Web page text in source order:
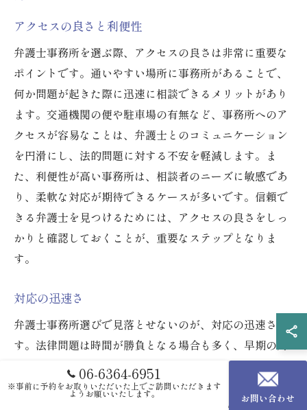
アクセスの良さと利便性
弁護士事務所を選ぶ際、アクセスの良さは非常に重要な
ポイントです。通いやすい場所に事務所があることで、
何か問題が起きた際に迅速に相談できるメリットがあり
ます。交通機関の便や駐車場の有無など、事務所へのア
クセスが容易なことは、弁護士とのコミュニケーション
を円滑にし、法的問題に対する不安を軽減します。ま
た、利便性が高い事務所は、相談者のニーズに敏感であ
り、柔軟な対応が期待できるケースが多いです。信頼で
きる弁護士を見つけるためには、アクセスの良さをしっ
かりと確認しておくことが、重要なステップとなりま
す。
対応の迅速さ
弁護士事務所選びで見落とせないのが、対応の迅速さで
す。法律問題は時間が勝負となる場合も多く、早期の対
応が結果を大きく左右することがあります。そのため、
相談時にどれだけ早く返答があるか、また、実際の案件
に対してどの程度迅速に動いてくれるのかを確認するこ
06-6364-6951
※事前に予約をお取りいただいた上でご訪問いただきます
ようお願いいたします。 お問い合わせ